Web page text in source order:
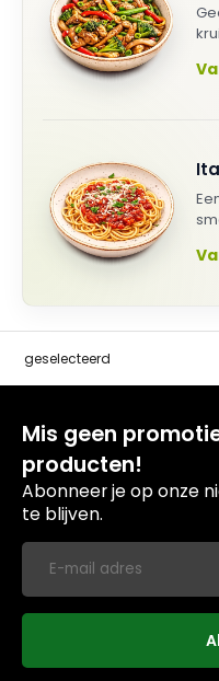
geselecteerd
Mis geen
producten!
Abonneer je op onze
te blijven.